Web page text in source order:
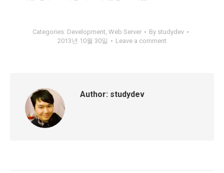
Categories: Development, Web Server By studydev
2013년 10월 30일
Leave a comment
Author: studydev